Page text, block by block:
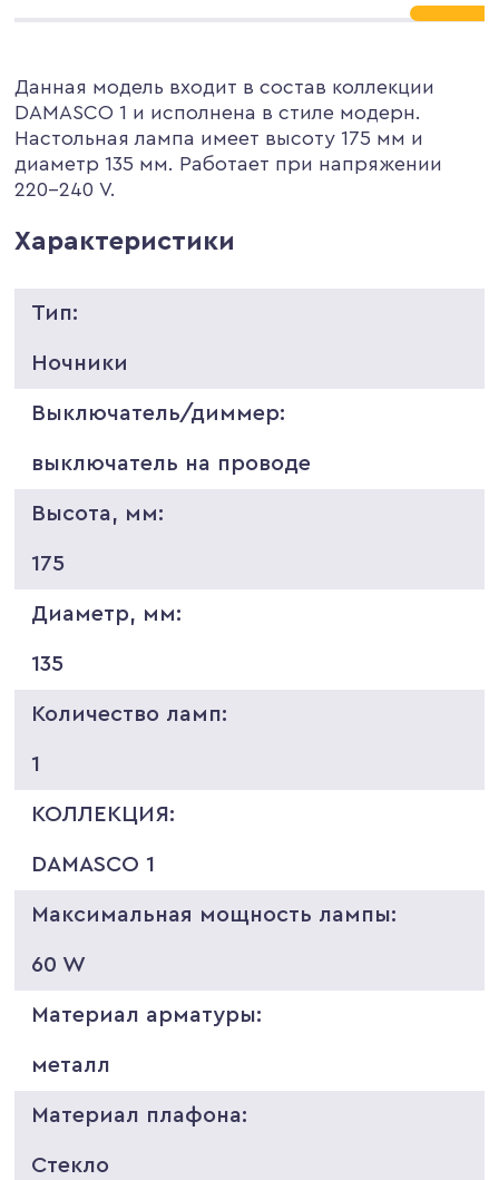
Данная модель входит в состав коллекции
DAMASCO 1 и исполнена в стиле модерн.
Настольная лампа имеет высоту 175 мм и
диаметр 135 мм. Работает при напряжении
220-240 V.
Характеристики
Тип:
Ночники
Выключатель/диммер:
выключатель на проводе
Высота, мм:
175
Диаметр, мм:
135
Количество ламп:
1
КОЛЛЕКЦИЯ:
DAMASCO 1
Максимальная мощность лампы:
60 W
Материал арматуры:
металл
Материал плафона:
Стекло